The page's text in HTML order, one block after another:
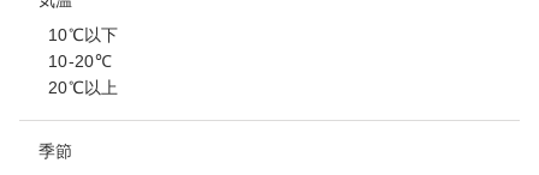
10℃以下
10-20℃
20℃以上
季節